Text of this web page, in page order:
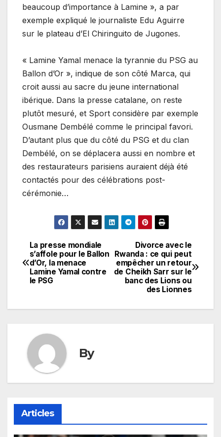
beaucoup d’importance à Lamine », a par
exemple expliqué le journaliste Edu Aguirre
sur le plateau d’El Chiringuito de Jugones.
« Lamine Yamal menace la tyrannie du PSG au
Ballon d’Or », indique de son côté Marca, qui
croit aussi au sacre du jeune international
ibérique. Dans la presse catalane, on reste
plutôt mesuré, et Sport considère par exemple
Ousmane Dembélé comme le principal favori.
D’autant plus que du côté du PSG et du clan
Dembélé, on se déplacera aussi en nombre et
des restaurateurs parisiens auraient déjà été
contactés pour des célébrations post-
cérémonie…
Navigation
de
Divorce avec le
Rwanda : ce qui peut
empêcher un retour
de Cheikh Sarr sur le
banc des Lions ou
des Lionnes
La presse mondiale
s’affole pour le Ballon
d’Or, la menace
Lamine Yamal contre
le PSG
By
Articles